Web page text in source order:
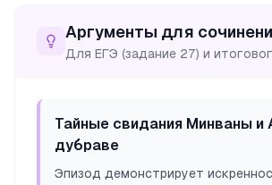
Аргументы для
Для ЕГЭ (задание 27) и
Тайные свидания Минваны и
дубраве
Эпизод демонстрирует